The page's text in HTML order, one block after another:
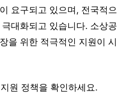
요구되고 있으며, 전국적으
대화되고 있습니다. 소상공
을 위한 적극적인 지원이 시
원 정책을 확인하세요.